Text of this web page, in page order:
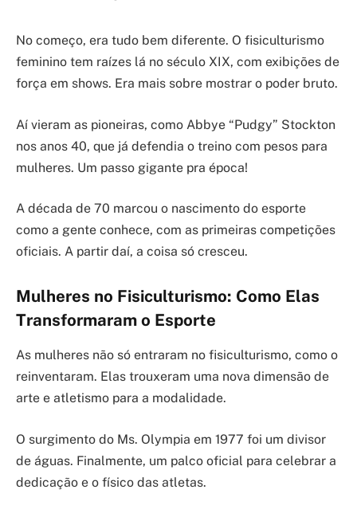
No começo, era tudo bem diferente. O fisiculturismo
feminino tem raízes lá no século XIX, com exibições de
força em shows. Era mais sobre mostrar o poder bruto.
Aí vieram as pioneiras, como Abbye “Pudgy” Stockton
nos anos 40, que já defendia o treino com pesos para
mulheres. Um passo gigante pra época!
A década de 70 marcou o nascimento do esporte
como a gente conhece, com as primeiras competições
oficiais. A partir daí, a coisa só cresceu.
Mulheres no Fisiculturismo: Como Elas
Transformaram o Esporte
As mulheres não só entraram no fisiculturismo, como o
reinventaram. Elas trouxeram uma nova dimensão de
arte e atletismo para a modalidade.
O surgimento do Ms. Olympia em 1977 foi um divisor
de águas. Finalmente, um palco oficial para celebrar a
dedicação e o físico das atletas.